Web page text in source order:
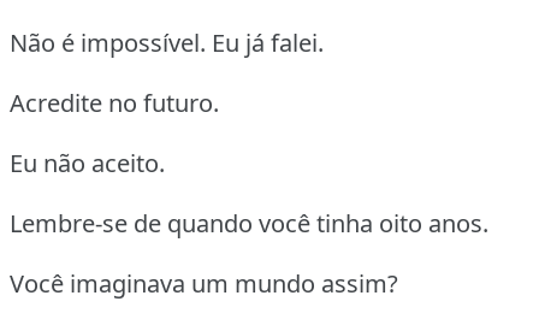
Não é impossível. Eu já falei.
Acredite no futuro.
Eu não aceito.
Lembre-se de quando você tinha oito anos.
Você imaginava um mundo assim?